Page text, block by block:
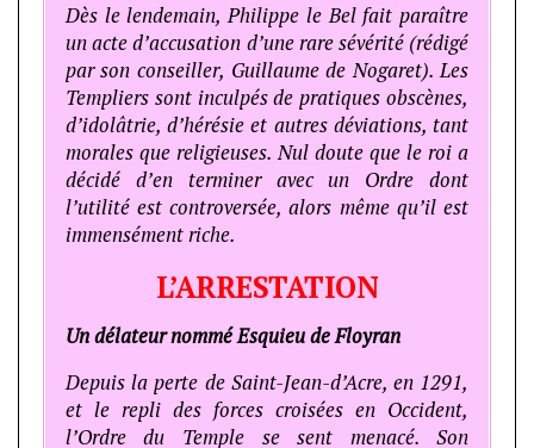
Dès le lendemain, Philippe le Bel fait paraître
un acte d’accusation d’une rare sévérité (rédigé
par son conseiller, Guillaume de Nogaret). Les
Templiers sont inculpés de pratiques obscènes,
d’idolâtrie, d’hérésie et autres déviations, tant
morales que religieuses. Nul doute que le roi a
décidé d’en terminer avec un Ordre dont
l’utilité est controversée, alors même qu’il est
immensément riche.
L’ARRESTATION
Un délateur nommé Esquieu de Floyran
Depuis la perte de Saint-Jean-d’Acre, en 1291,
et le repli des forces croisées en Occident,
l’Ordre du Temple se sent menacé. Son